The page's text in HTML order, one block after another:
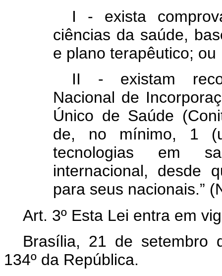
I - exista
ciências da saúde,
e plano terapêutico; ou
II - existam
Nacional de
Único de Saúde
de, no mínimo, 1
tecnologias em
internacional, desde
para seus nacionais.”
Art. 3º Esta Lei entra em
Brasília, 21 de setembro
134º da República.